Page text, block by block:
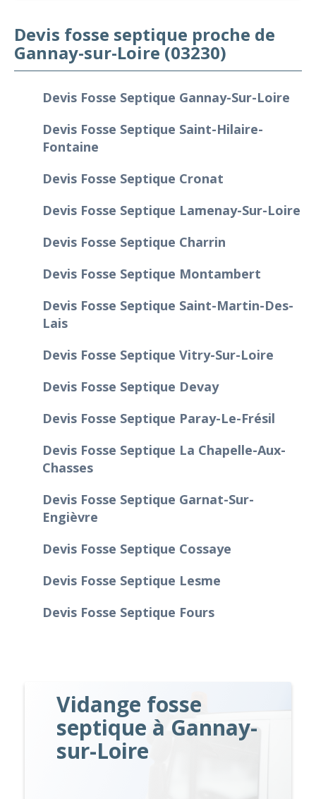
Devis fosse septique proche de
Gannay-sur-Loire (03230)
Devis Fosse Septique Gannay-Sur-Loire
Devis Fosse Septique Saint-Hilaire-
Fontaine
Devis Fosse Septique Cronat
Devis Fosse Septique Lamenay-Sur-Loire
Devis Fosse Septique Charrin
Devis Fosse Septique Montambert
Devis Fosse Septique Saint-Martin-Des-
Lais
Devis Fosse Septique Vitry-Sur-Loire
Devis Fosse Septique Devay
Devis Fosse Septique Paray-Le-Frésil
Devis Fosse Septique La Chapelle-Aux-
Chasses
Devis Fosse Septique Garnat-Sur-
Engièvre
Devis Fosse Septique Cossaye
Devis Fosse Septique Lesme
Devis Fosse Septique Fours
Vidange fosse
septique à Gannay-
sur-Loire